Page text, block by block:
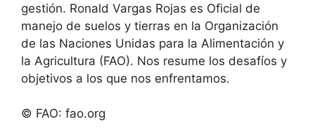
gestión. Ronald Vargas Rojas es Oficial de
manejo de suelos y tierras en la Organización
de las Naciones Unidas para la Alimentación y
la Agricultura (FAO). Nos resume los desafíos y
objetivos a los que nos enfrentamos.
© FAO: fao.org